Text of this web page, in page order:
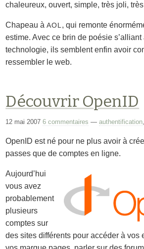
chaleureux, ouvert, simple, très joli,
Chapeau àAOL , qui remonte
estime. Avec ce brin de poésie
technologie, ils semblent enfin avoir
ressembler le web.
Découvrir OpenID
12 mai 20076 commentaires —authentification
OpenID est né pour ne plus avoir à
passes que de comptes en ligne.
Aujourd’hui
vous avez
probablement
plusieurs
comptes sur
des sites différents pour accéder à vos